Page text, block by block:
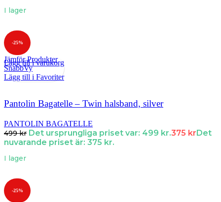
I lager
-25%
Jämför Produkter
SnabbVy
Lägg till i Favoriter
Lägg till i varukorg
Pantolin Bagatelle – Twin halsband, silver
PANTOLIN BAGATELLE
499kr Det ursprungliga priset var: 499 kr.375 krDet
nuvarande priset är: 375 kr.
I lager
-25%